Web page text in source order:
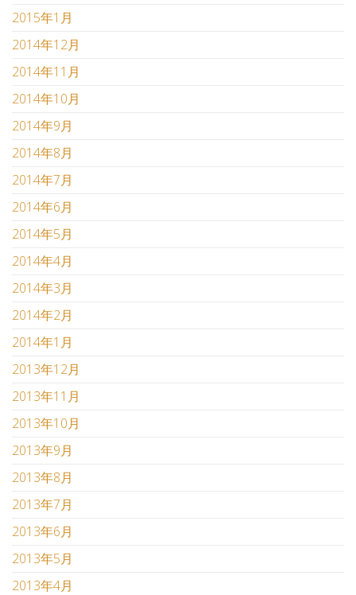
2015年1月
2014年12月
2014年11月
2014年10月
2014年9月
2014年8月
2014年7月
2014年6月
2014年5月
2014年4月
2014年3月
2014年2月
2014年1月
2013年12月
2013年11月
2013年10月
2013年9月
2013年8月
2013年7月
2013年6月
2013年5月
2013年4月